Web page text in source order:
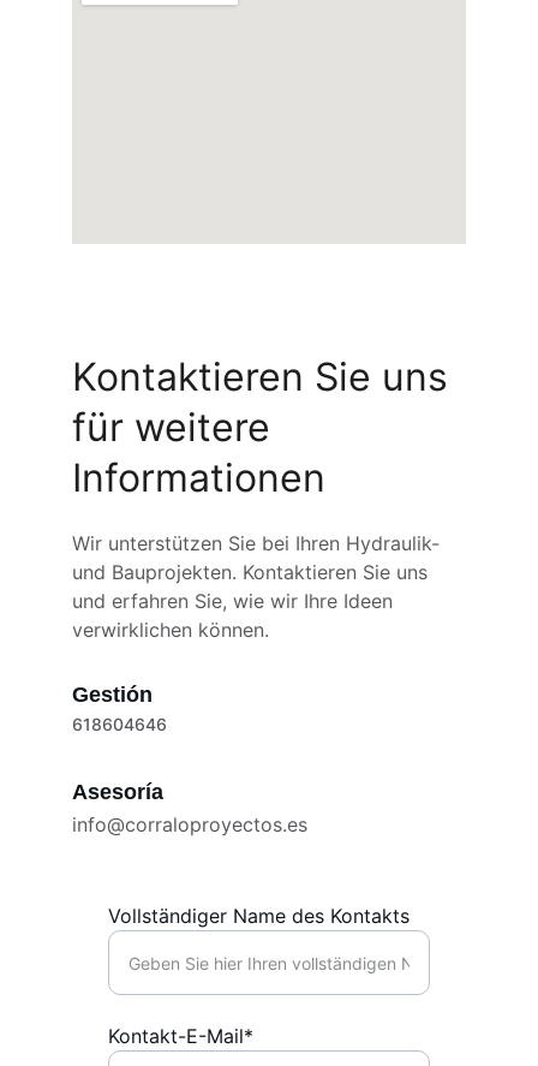
Kontaktieren Sie uns
für weitere
Informationen
Wir unterstützen Sie bei Ihren Hydraulik-
und Bauprojekten. Kontaktieren Sie uns
und erfahren Sie, wie wir Ihre Ideen
verwirklichen können.
Gestión
618604646
Asesoría
info@corraloproyectos.es
Vollständiger Name des Kontakts
Kontakt-E-Mail*